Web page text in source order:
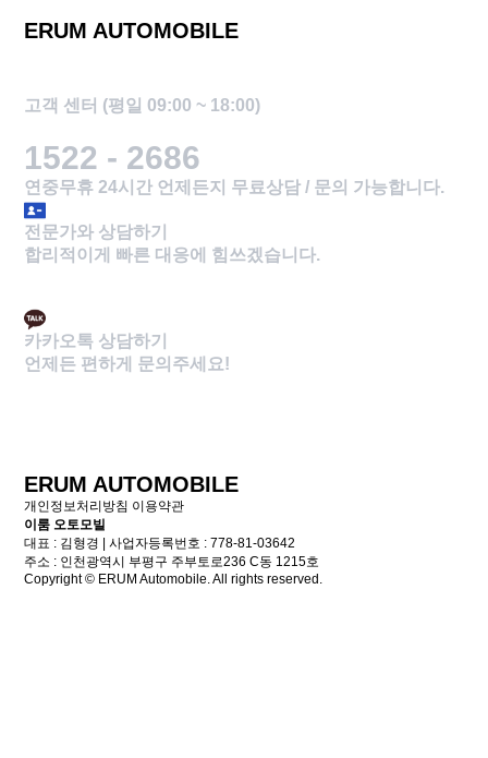
ERUM AUTOMOBILE
고객 센터 (평일 09:00 ~ 18:00)
1522 - 2686
연중무휴 24시간 언제든지 무료상담 / 문의 가능합니다.
전문가와 상담하기
합리적이게 빠른 대응에 힘쓰겠습니다.
카카오톡 상담하기
언제든 편하게 문의주세요!
ERUM AUTOMOBILE
개인정보처리방침 이용약관
이룸 오토모빌
대표 : 김형경 | 사업자등록번호 : 778-81-03642
주소 : 인천광역시 부평구 주부토로236 C동 1215호
Copyright © ERUM Automobile. All rights reserved.